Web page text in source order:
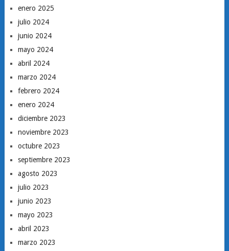
enero 2025
julio 2024
junio 2024
mayo 2024
abril 2024
marzo 2024
febrero 2024
enero 2024
diciembre 2023
noviembre 2023
octubre 2023
septiembre 2023
agosto 2023
julio 2023
junio 2023
mayo 2023
abril 2023
marzo 2023